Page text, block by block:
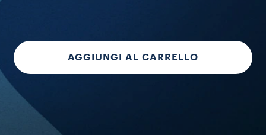
AGGIUNGI AL CARRELLO